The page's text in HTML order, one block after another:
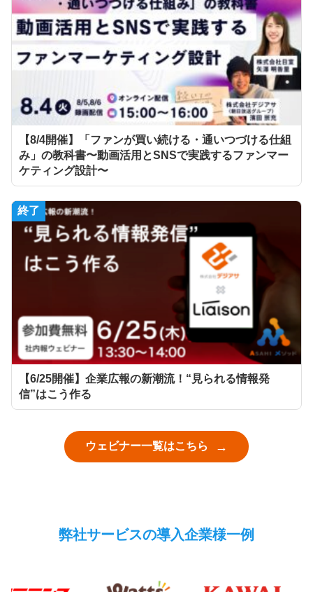
【8/4開催】「ファンが買い続ける・通いつづける仕組
み」の教科書〜動画活用とSNSで実践するファンマー
ケティング設計〜
終了
【6/25開催】企業広報の新潮流！“見られる情報発
信”はこう作る
ウェビナー一覧はこちら
弊社サービスの導入企業様一例